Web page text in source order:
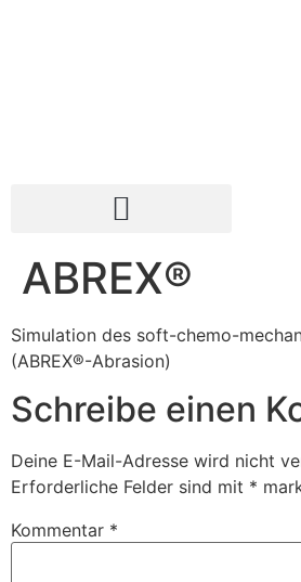
ABREX®
Simulation des soft-chemo-
(ABREX®-Abrasion)
Schreibe einen
Deine E-Mail-Adresse wird nicht
Erforderliche Felder sind mit *
Kommentar *